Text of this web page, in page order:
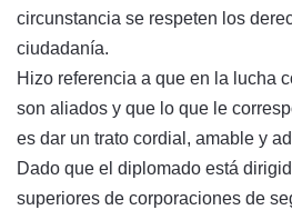
circunstancia se respeten los
ciudadanía.
Hizo referencia a que en la lucha
son aliados y que lo que le
es dar un trato cordial, amable y
Dado que el diplomado está
superiores de corporaciones de